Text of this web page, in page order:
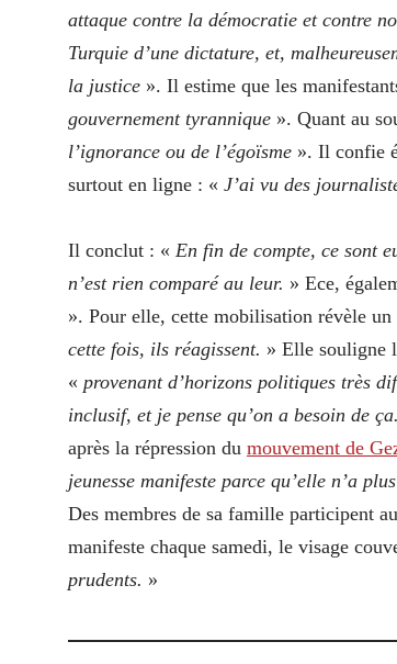
attaque contre la démocratie et contre
Turquie d’une dictature, et,
la justice ». Il estime que les
gouvernement tyrannique ». Quant au
l’ignorance ou de l’égoïsme ». Il confie
surtout en ligne : « J’ai vu des
Il conclut : « En fin de compte, ce sont
n’est rien comparé au leur. » Ece,
». Pour elle, cette mobilisation révèle
cette fois, ils réagissent. » Elle souligne
« provenant d’horizons politiques très
inclusif, et je pense qu’on a besoin de ça.
après la répression du mouvement de
jeunesse manifeste parce qu’elle n’a
Des membres de sa famille participent
manifeste chaque samedi, le visage
prudents. »